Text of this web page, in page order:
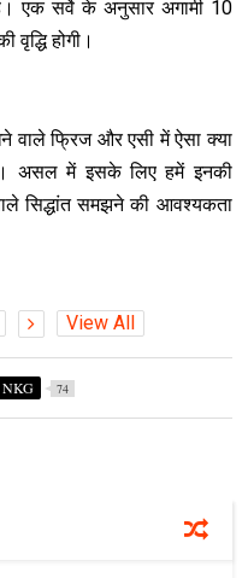
एक सर्वे के अनुसार अगामी 10
होगी।
वाले फ्रिज और एसी में ऐसा क्या
असल में इसके लिए हमें इनकी
सिद्धांत समझने की आवश्यकता
View All
NKG 74